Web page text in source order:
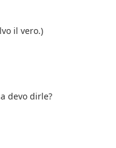
il vero.)
devo dirle?